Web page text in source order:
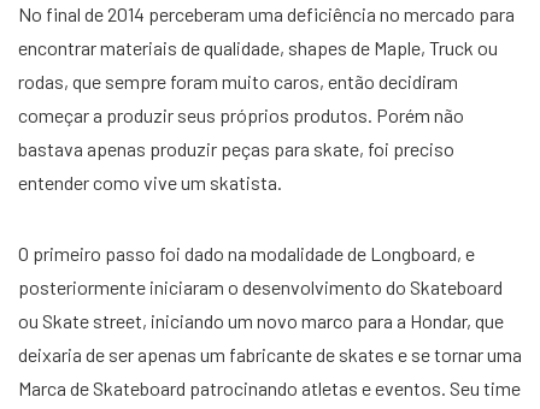
No final de 2014 perceberam uma deficiência no mercado para
encontrar materiais de qualidade, shapes de Maple, Truck ou
rodas, que sempre foram muito caros, então decidiram
começar a produzir seus próprios produtos. Porém não
bastava apenas produzir peças para skate, foi preciso
entender como vive um skatista.
O primeiro passo foi dado na modalidade de Longboard, e
posteriormente iniciaram o desenvolvimento do Skateboard
ou Skate street, iniciando um novo marco para a Hondar, que
deixaria de ser apenas um fabricante de skates e se tornar uma
Marca de Skateboard patrocinando atletas e eventos. Seu time